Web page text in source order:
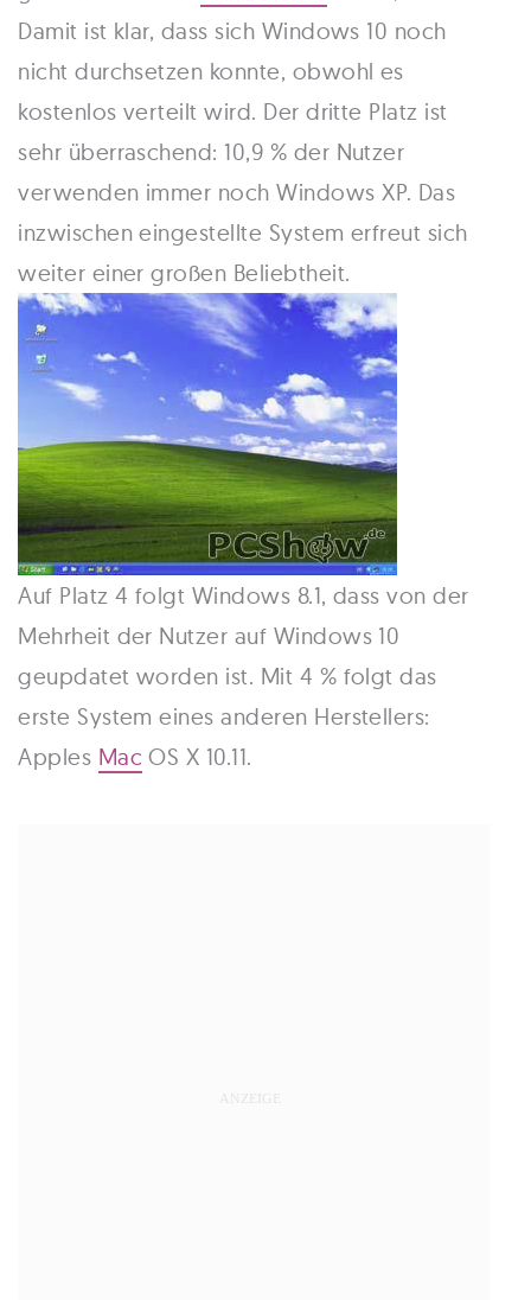
Damit ist klar, dass sich Windows 10 noch
nicht durchsetzen konnte, obwohl es
kostenlos verteilt wird. Der dritte Platz ist
sehr überraschend: 10,9 % der Nutzer
verwenden immer noch Windows XP. Das
inzwischen eingestellte System erfreut sich
weiter einer großen Beliebtheit.
Auf Platz 4 folgt Windows 8.1, dass von der
Mehrheit der Nutzer auf Windows 10
geupdatet worden ist. Mit 4 % folgt das
erste System eines anderen Herstellers:
Apples Mac OS X 10.11.